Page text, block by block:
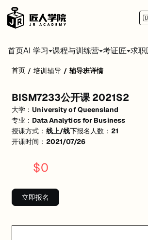
首页AI 学习 课程与训练营 考证匠 求职
活动形式: 线上/线下
开始日期: 2021/7/26
已有 21 名同学报名参加
Data Analytics for Business
匠人学院提供高质量的IT培训课程和Workshop
首页 / 培训辅导 / 辅导班详情
BISM7233公开课 2021S2
大学：University of Queensland
专业： Data Analytics for Business
授课方式： 线上/线下报名人数： 21
开课时间： 2021/07/26
$0
立即报名